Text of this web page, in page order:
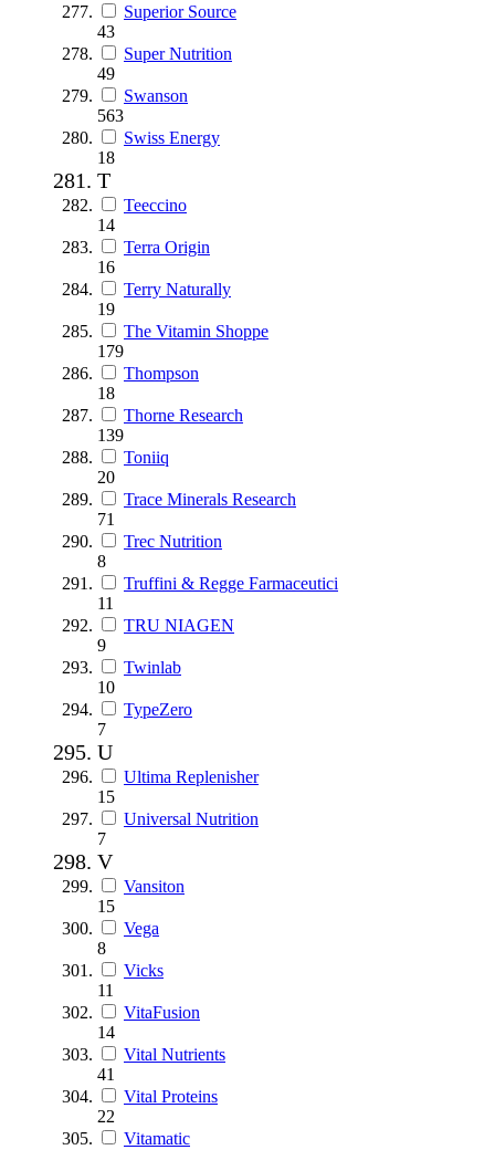
Superior Source
43
Super Nutrition
49
Swanson
563
Swiss Energy
18
T
Teeccino
14
Terra Origin
16
Terry Naturally
19
The Vitamin Shoppe
179
Thompson
18
Thorne Research
139
Toniiq
20
Trace Minerals Research
71
Trec Nutrition
8
Truffini & Regge Farmaceutici
11
TRU NIAGEN
9
Twinlab
10
TypeZero
7
U
Ultima Replenisher
15
Universal Nutrition
7
V
Vansiton
15
Vega
8
Vicks
11
VitaFusion
14
Vital Nutrients
41
Vital Proteins
22
Vitamatic